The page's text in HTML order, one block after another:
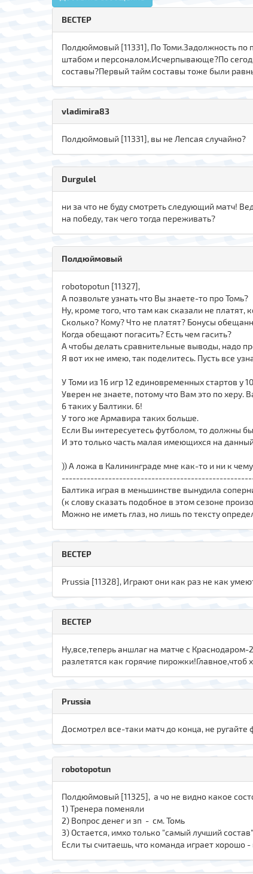
ВЕСТЕР
Полдюймовый [11331], По Томи.Задолжность по
штабом и персоналом.Исчерпывающе?По
составы?Первый тайм составы тоже были
vladimira83
Полдюймовый [11331], вы не Лепсая случайно?
Durgulel
ни за что не буду смотреть следующий матч!
на победу, так чего тогда переживать?
Полдюймовый
robotopotun [11327],
А позвольте узнать что Вы знаете-то про Томь?
Ну, кроме того, что там как сказали не платят,
Сколько? Кому? Что не платят? Бонусы
Когда обещают погасить? Есть чем гасить?
А чтобы делать сравнительные выводы, надо
Я вот их не имею, так поделитесь. Пусть все
У Томи из 16 игр 12 единовременных стартов у
Уверен не знаете, потому что Вам это по херу.
6 таких у Балтики. 6!
У того же Армавира таких больше.
Если Вы интересуетесь футболом, то должны
И это только часть малая имеющихся на
)) А ложа в Калининграде мне как-то и ни к
Балтика играя в меньшинстве вынудила
(к слову сказать подобное в этом сезоне
Можно не иметь глаз, но лишь по тексту
ВЕСТЕР
Prussia [11328], Играют они как раз не как
ВЕСТЕР
Ну,все,теперь аншлаг на матче с
разлетятся как горячие пирожки!Главное,чтоб
Prussia
Досмотрел все-таки матч до конца, не
robotopotun
Полдюймовый [11325], а чо не видно какое
1) Тренера поменяли
2) Вопрос денег и зп - см. Томь
3) Остается, имхо только "самый лучший
Если ты считаешь, что команда играет хорошо